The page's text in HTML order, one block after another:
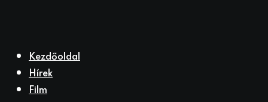
Kezdőoldal
Hírek
Film